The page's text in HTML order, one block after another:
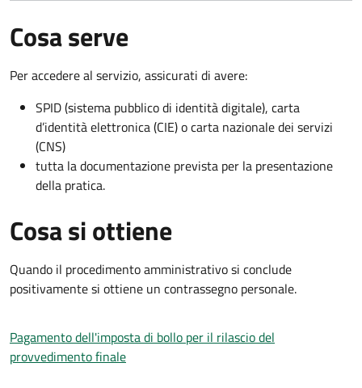
Cosa serve
Per accedere al servizio, assicurati di avere:
SPID (sistema pubblico di identità digitale), carta
d’identità elettronica (CIE) o carta nazionale dei servizi
(CNS)
tutta la documentazione prevista per la presentazione
della pratica.
Cosa si ottiene
Quando il procedimento amministrativo si conclude
positivamente si ottiene un contrassegno personale.
Pagamento dell'imposta di bollo per il rilascio del
provvedimento finale